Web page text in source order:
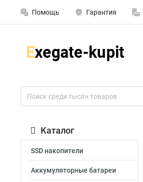
Помощь Гарантия
Каталог
SSD накопители
Аккумуляторные батареи